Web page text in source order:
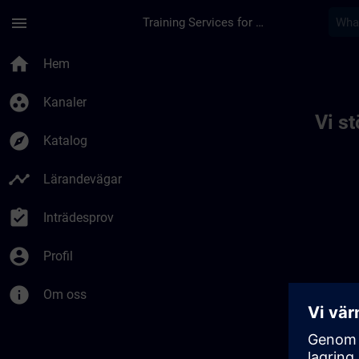
menu Training Services for Digital Industries
home Hem
group_work Kanaler
explore Katalog
timeline Lärandevägar
assignment_turned_in Inträdesprov
account_circle Profil
info Om oss
Vi